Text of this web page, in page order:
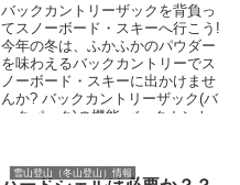
バックカントリーザックを背負っ
てスノーボード・スキーへ行こう!
今年の冬は、ふかふかのパウダー
を味わえるバックカントリーでス
ノーボード・スキーに出かけませ
んか? バックカントリーザック(バ
ックパック)の機能 バックカント
雪山登山（冬山登山）情報